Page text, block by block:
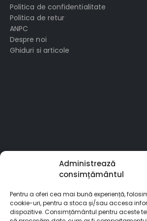
Administrează
consimțământul
Pentru a oferi cea mai bună experiență,
cookie-uri, pentru a stoca și/sau accesa
dispozitive. Consimțământul pentru aceste
Politica de confidentialitate
Politica de retur
ANPC
Despre noi
Ghiduri si articole